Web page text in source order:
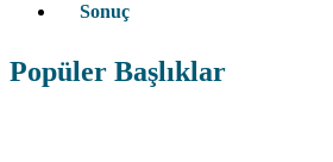
Sonuç
Popüler Başlıklar